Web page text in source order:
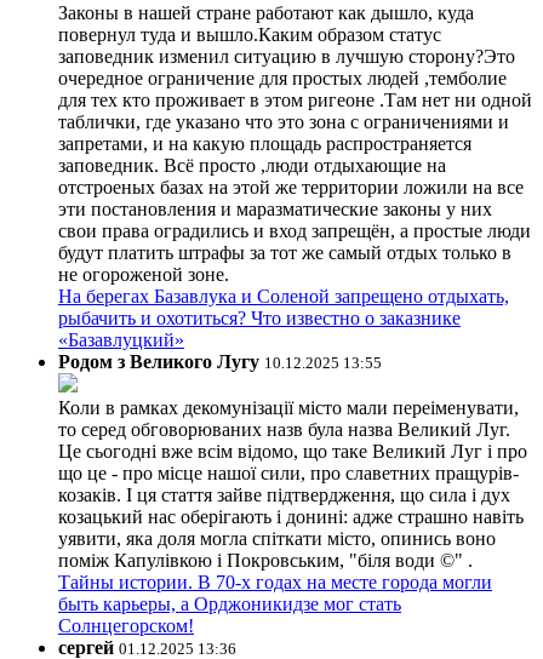
Законы в нашей стране работают как дышло, куда
повернул туда и вышло.Каким образом статус
заповедник изменил ситуацию в лучшую сторону?Это
очередное ограничение для простых людей ,темболие
для тех кто проживает в этом ригеоне .Там нет ни одной
таблички, где указано что это зона с ограничениями и
запретами, и на какую площадь распространяется
заповедник. Всё просто ,люди отдыхающие на
отстроеных базах на этой же территории ложили на все
эти постановления и маразматические законы у них
свои права оградились и вход запрещён, а простые люди
будут платить штрафы за тот же самый отдых только в
не огороженой зоне.
На берегах Базавлука и Соленой запрещено отдыхать,
рыбачить и охотиться? Что известно о заказнике
«Базавлуцкий»
Родом з Великого Лугу 10.12.2025 13:55
Коли в рамках декомунізації місто мали переіменувати,
то серед обговорюваних назв була назва Великий Луг.
Це сьогодні вже всім відомо, що таке Великий Луг і про
що це - про місце нашої сили, про славетних пращурів-
козаків. І ця стаття зайве підтвердження, що сила і дух
козацький нас оберігають і донині: адже страшно навіть
уявити, яка доля могла спіткати місто, опинись воно
поміж Капулівкою і Покровським, "біля води ©" .
Тайны истории. В 70-х годах на месте города могли
быть карьеры, а Орджоникидзе мог стать
Солнцегорском!
сергей 01.12.2025 13:36